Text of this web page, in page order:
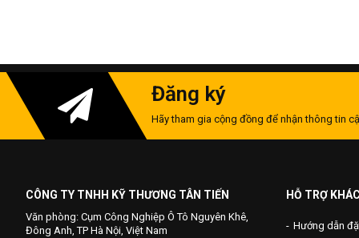
Đăng ký
Hãy tham gia cộng đồng để nhận thông tin
CÔNG TY TNHH KỸ THƯƠNG TÂN TIẾN
Văn phòng: Cụm Công Nghiệp Ô Tô Nguyên Khê,
Đông Anh, TP Hà Nội, Việt Nam
HỖ TRỢ
Hướng dẫn